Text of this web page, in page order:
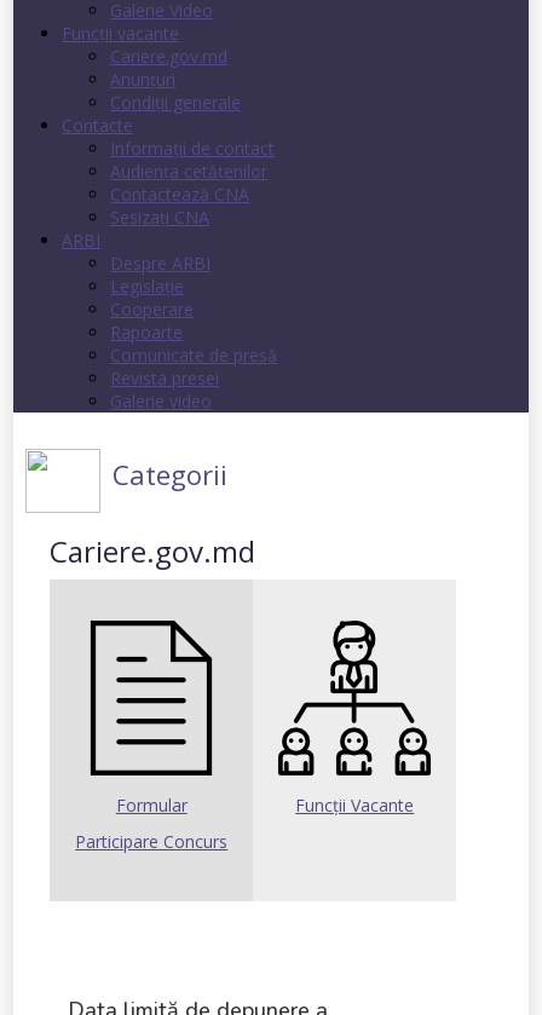
Galerie Video
Funcții vacante
Cariere.gov.md
Anunţuri
Condiţii generale
Contacte
Informații de contact
Audienţa cetăţenilor
Contactează CNA
Sesizați CNA
ARBI
Despre ARBI
Legislație
Cooperare
Rapoarte
Comunicate de presă
Revista presei
Galerie video
Categorii
Cariere.gov.md
Formular
Participare Concurs
Funcții Vacante